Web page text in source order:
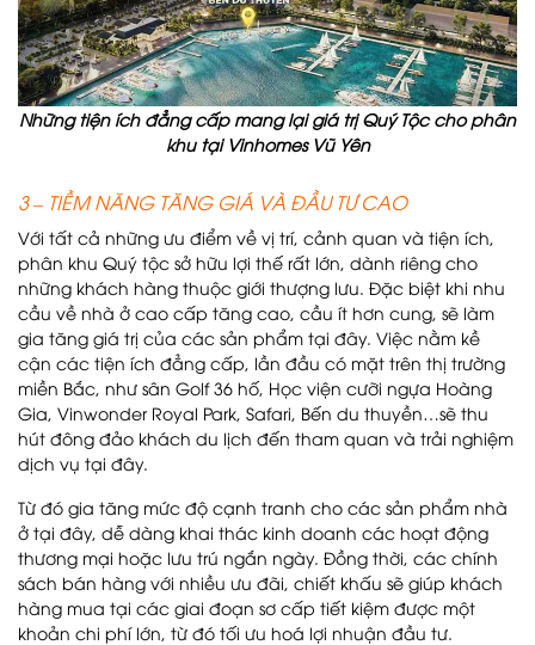
Những tiện ích đẳng cấp mang lại giá trị Quý Tộc cho phân
khu tại Vinhomes Vũ Yên
3 – TIỀM NĂNG TĂNG GIÁ VÀ ĐẦU TƯ CAO
Với tất cả những ưu điểm về vị trí, cảnh quan và tiện ích,
phân khu Quý tộc sở hữu lợi thế rất lớn, dành riêng cho
những khách hàng thuộc giới thượng lưu. Đặc biệt khi nhu
cầu về nhà ở cao cấp tăng cao, cầu ít hơn cung, sẽ làm
gia tăng giá trị của các sản phẩm tại đây. Việc nằm kề
cận các tiện ích đẳng cấp, lần đầu có mặt trên thị trường
miền Bắc, như sân Golf 36 hố, Học viện cưỡi ngựa Hoàng
Gia, Vinwonder Royal Park, Safari, Bến du thuyền…sẽ thu
hút đông đảo khách du lịch đến tham quan và trải nghiệm
dịch vụ tại đây.
Từ đó gia tăng mức độ cạnh tranh cho các sản phẩm nhà
ở tại đây, dễ dàng khai thác kinh doanh các hoạt động
thương mại hoặc lưu trú ngắn ngày. Đồng thời, các chính
sách bán hàng với nhiều ưu đãi, chiết khấu sẽ giúp khách
hàng mua tại các giai đoạn sơ cấp tiết kiệm được một
khoản chi phí lớn, từ đó tối ưu hoá lợi nhuận đầu tư.